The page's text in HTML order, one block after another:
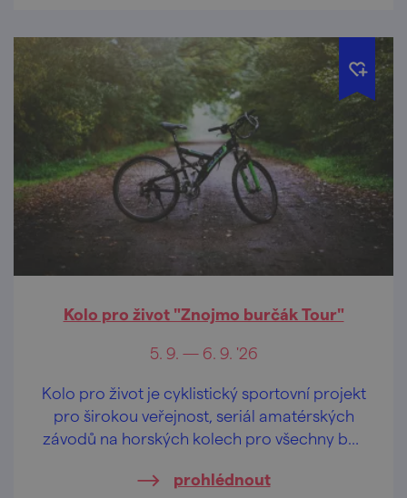
Kolo pro život "Znojmo burčák Tour"
5. 9. — 6. 9. '26
Kolo pro život je cyklistický sportovní projekt
pro širokou veřejnost, seriál amatérských
závodů na horských kolech pro všechny bez
prohlédnout